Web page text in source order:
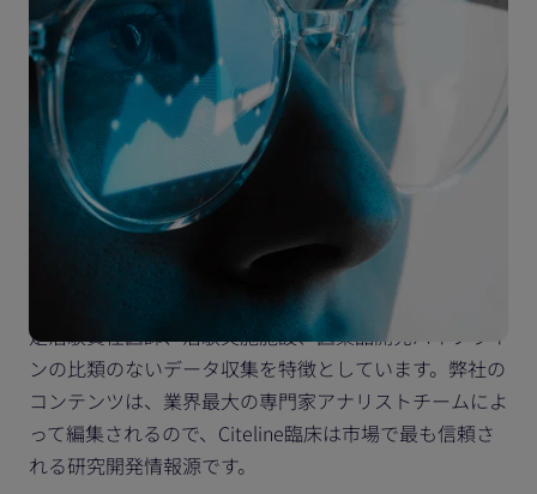
Citeline臨床は、ライフサイエンス業界に総合的なリア
ルタイムの研究開発情報を提供し、世界の臨床試験、認
定治験責任医師、治験実施施設、医薬品開発パイプライ
ンの比類のないデータ収集を特徴としています。弊社の
コンテンツは、業界最大の専門家アナリストチームによ
って編集されるので、Citeline臨床は市場で最も信頼さ
れる研究開発情報源です。